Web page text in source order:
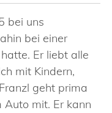
bei uns
bei einer
Er liebt alle
mit Kindern,
geht prima
mit. Er kann